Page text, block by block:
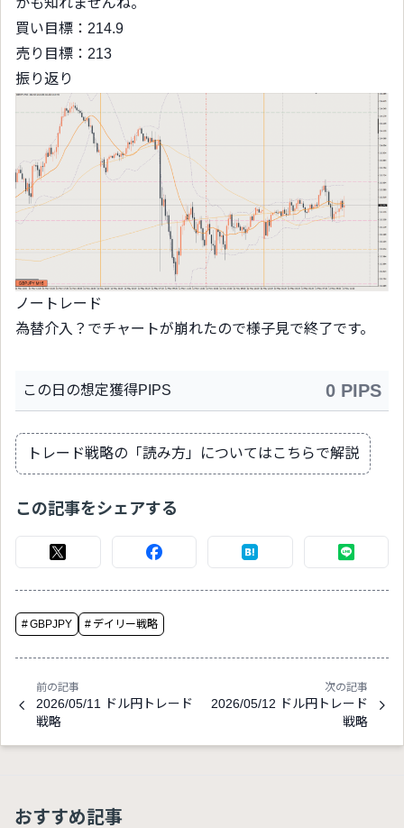
かも知れませんね。
買い目標：214.9
売り目標：213
振り返り
ノートレード
為替介入？でチャートが崩れたので様子見で終了です。
この日の想定獲得PIPS 0 PIPS
トレード戦略の「読み方」についてはこちらで解説
この記事をシェアする
#GBPJPY # デイリー戦略
前の記事
2026/05/11 ドル円トレード
戦略
次の記事
2026/05/12 ドル円トレード
戦略
おすすめ記事